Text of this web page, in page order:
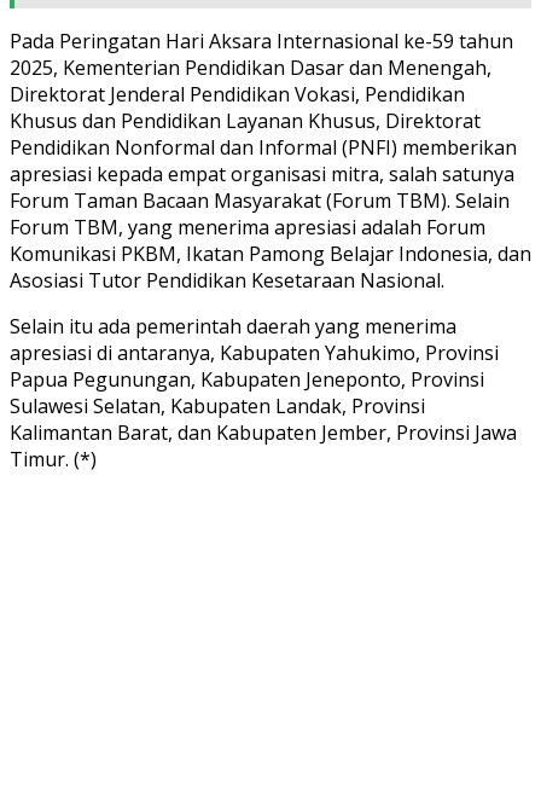
Pada Peringatan Hari Aksara Internasional ke-59 tahun
2025, Kementerian Pendidikan Dasar dan Menengah,
Direktorat Jenderal Pendidikan Vokasi, Pendidikan
Khusus dan Pendidikan Layanan Khusus, Direktorat
Pendidikan Nonformal dan Informal (PNFI) memberikan
apresiasi kepada empat organisasi mitra, salah satunya
Forum Taman Bacaan Masyarakat (Forum TBM). Selain
Forum TBM, yang menerima apresiasi adalah Forum
Komunikasi PKBM, Ikatan Pamong Belajar Indonesia, dan
Asosiasi Tutor Pendidikan Kesetaraan Nasional.
Selain itu ada pemerintah daerah yang menerima
apresiasi di antaranya, Kabupaten Yahukimo, Provinsi
Papua Pegunungan, Kabupaten Jeneponto, Provinsi
Sulawesi Selatan, Kabupaten Landak, Provinsi
Kalimantan Barat, dan Kabupaten Jember, Provinsi Jawa
Timur. (*)